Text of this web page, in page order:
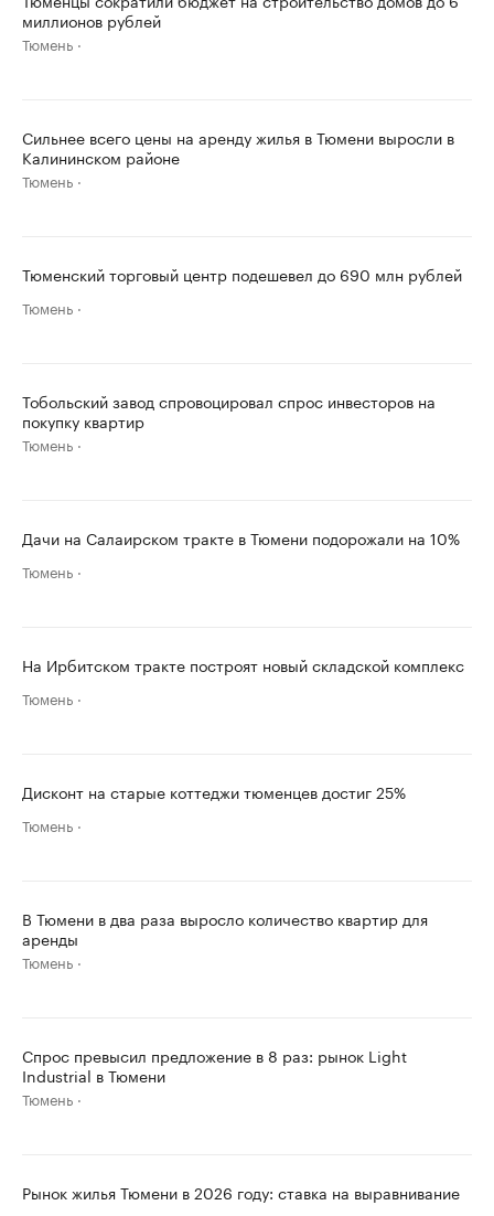
миллионов рублей
Тюмень
Сильнее всего цены на аренду жилья в Тюмени выросли в
Калининском районе
Тюмень
Тюменский торговый центр подешевел до 690 млн рублей
Тюмень
Тобольский завод спровоцировал спрос инвесторов на
покупку квартир
Тюмень
Дачи на Салаирском тракте в Тюмени подорожали на 10%
Тюмень
На Ирбитском тракте построят новый складской комплекс
Тюмень
Дисконт на старые коттеджи тюменцев достиг 25%
Тюмень
В Тюмени в два раза выросло количество квартир для
аренды
Тюмень
Спрос превысил предложение в 8 раз: рынок Light
Industrial в Тюмени
Тюмень
Рынок жилья Тюмени в 2026 году: ставка на выравнивание